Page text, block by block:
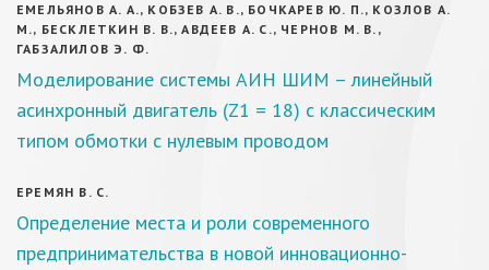
ЕМЕЛЬЯНОВ А. А., КОБЗЕВ А. В., БОЧКАРЕВ Ю. П., КОЗЛОВ А.
М., БЕСКЛЕТКИН В. В., АВДЕЕВ А. С., ЧЕРНОВ М. В.,
ГАБЗАЛИЛОВ Э. Ф.
Моделирование системы АИН ШИМ – линейный
асинхронный двигатель (Z1 = 18) с классическим
типом обмотки с нулевым проводом
ЕРЕМЯН В. С.
Определение места и роли современного
предпринимательства в новой инновационно-